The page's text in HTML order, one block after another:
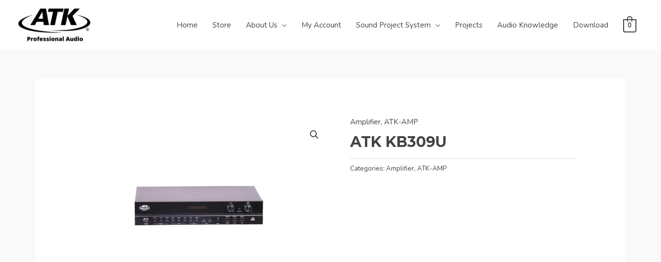
content
Home Store About Us My Account Sound Project System Projects Audio Knowledge Download 0
Amplifier, ATK-AMP
ATK KB309U
Categories: Amplifier, ATK-AMP